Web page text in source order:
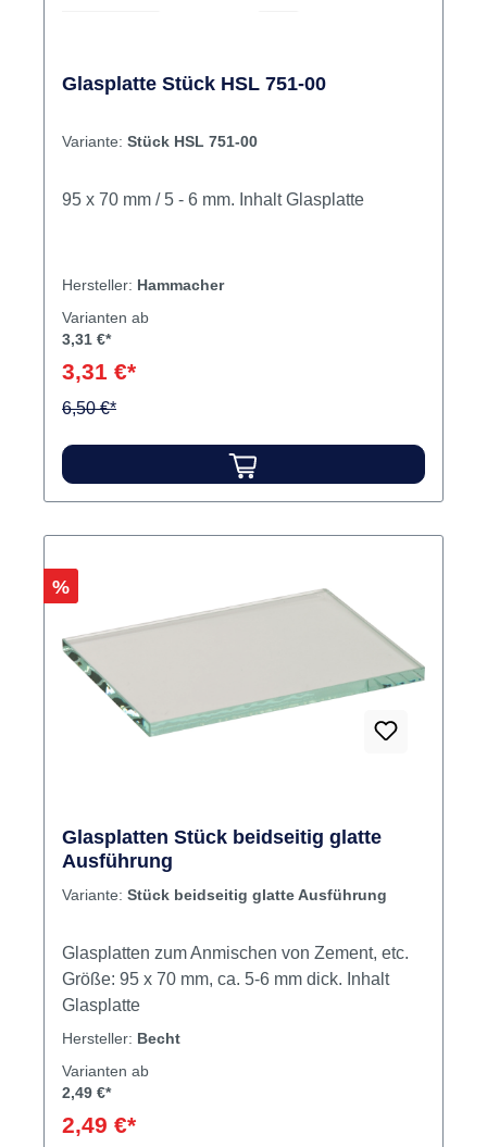
Glasplatte Stück HSL 751-00
Variante: Stück HSL 751-00
95 x 70 mm / 5 - 6 mm. Inhalt Glasplatte
Hersteller: Hammacher
Varianten ab
3,31 €*
3,31 €*
6,50 €*
Rabatt
%
Glasplatten Stück beidseitig glatte
Ausführung
Variante: Stück beidseitig glatte Ausführung
Glasplatten zum Anmischen von Zement, etc.
Größe: 95 x 70 mm, ca. 5-6 mm dick. Inhalt
Glasplatte
Hersteller: Becht
Varianten ab
2,49 €*
2,49 €*